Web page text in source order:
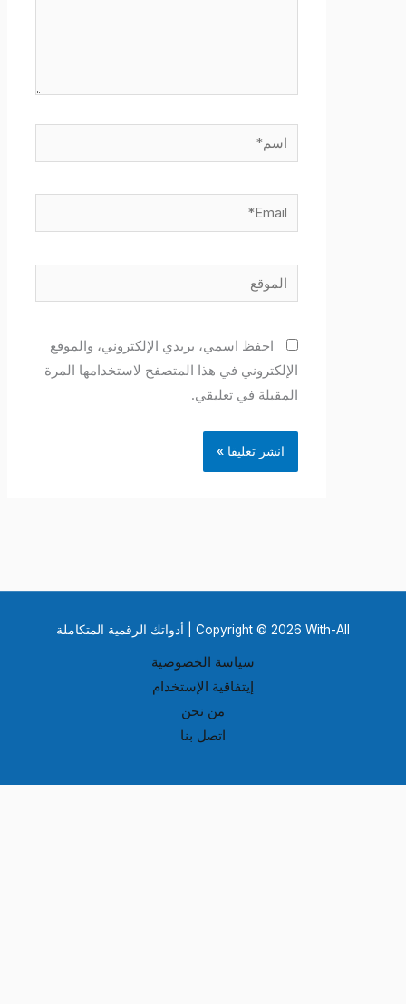
احفظ اسمي، بريدي الإلكتروني، والموقع
الإلكتروني في هذا المتصفح لاستخدامها المرة
المقبلة في تعليقي.
Copyright © 2026 With-All | أدواتك الرقمية المتكاملة
سياسة الخصوصية
إيتفاقية الإستخدام
من نحن
اتصل بنا